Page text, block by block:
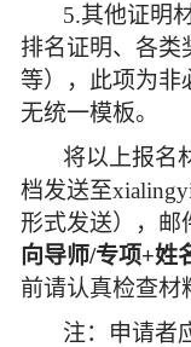
5.其他证明
排名证明、各类
等），此项为非
无统一模板。
将以上报名
档发送至
形式发送），邮
向导师/专项+姓
前请认真检查材
注：申请者